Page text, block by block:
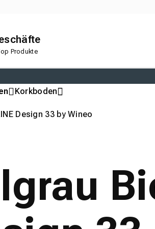
Produkte
Korkboden
Design 33 by Wineo